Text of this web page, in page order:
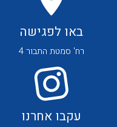
לכל מוצרי היצרן
באו לפגישה
רח' סמטת התבור 4
עקבו אחרנו